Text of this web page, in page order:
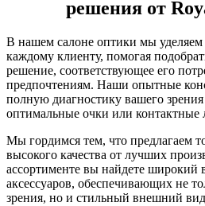
решения от
В нашем салоне оптики мы
каждому клиенту, помогая
решение, соответствующее его
предпочтениям. Наши опытные
полную диагностику вашего
оптимальные очки или контактные
Мы гордимся тем, что предлагаем
высокого качества от лучших
ассортименте вы найдете широкий
аксессуаров, обеспечивающих не
зрения, но и стильный внешний